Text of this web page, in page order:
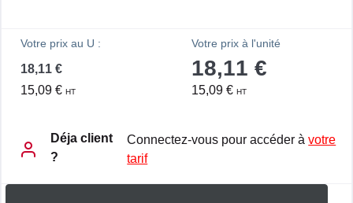
Votre prix au U :
18,11 €
15,09 € HT
Votre prix à l'unité
18,11 €
15,09 € HT
Déja client
?
Connectez-vous pour accéder àvotre
tarif